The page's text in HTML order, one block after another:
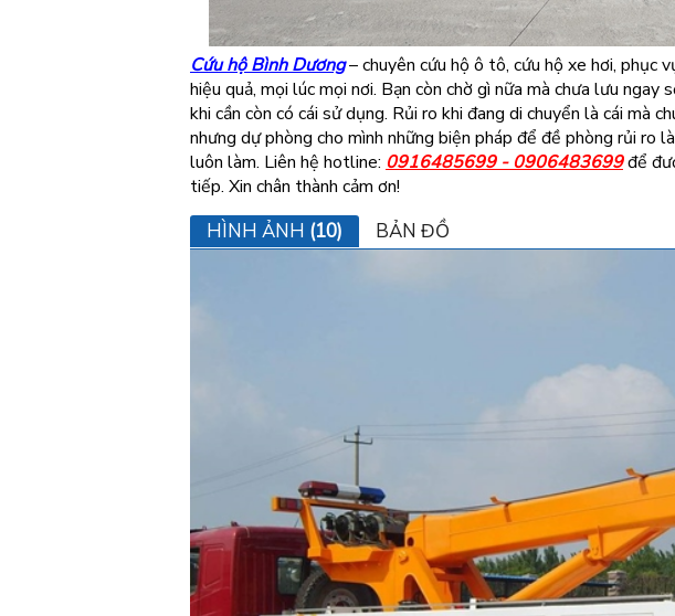
Cứu hộ Bình Dương– chuyên cứu hộ ô tô, cứu hộ xe hơi, phục
hiệu quả, mọi lúc mọi nơi. Bạn còn chờ gì nữa mà chưa lưu ngay
khi cần còn có cái sử dụng. Rủi ro khi đang di chuyển là cái mà
nhưng dự phòng cho mình những biện pháp để đề phòng rủi ro
luôn làm. Liên hệ hotline: 0916485699 - 0906483699để
tiếp. Xin chân thành cảm ơn!
HÌNH ẢNH (10) BẢN ĐỒ